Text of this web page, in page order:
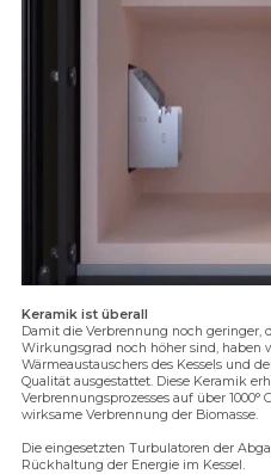
Keramik ist überall
Damit die Verbrennung noch geringer,
Wirkungsgrad noch höher sind, haben
Wärmeaustauschers des Kessels und
Qualität ausgestattet. Diese Keramik
Verbrennungsprozesses auf über
wirksame Verbrennung der Biomasse.
Die eingesetzten Turbulatoren der
Rückhaltung der Energie im Kessel.